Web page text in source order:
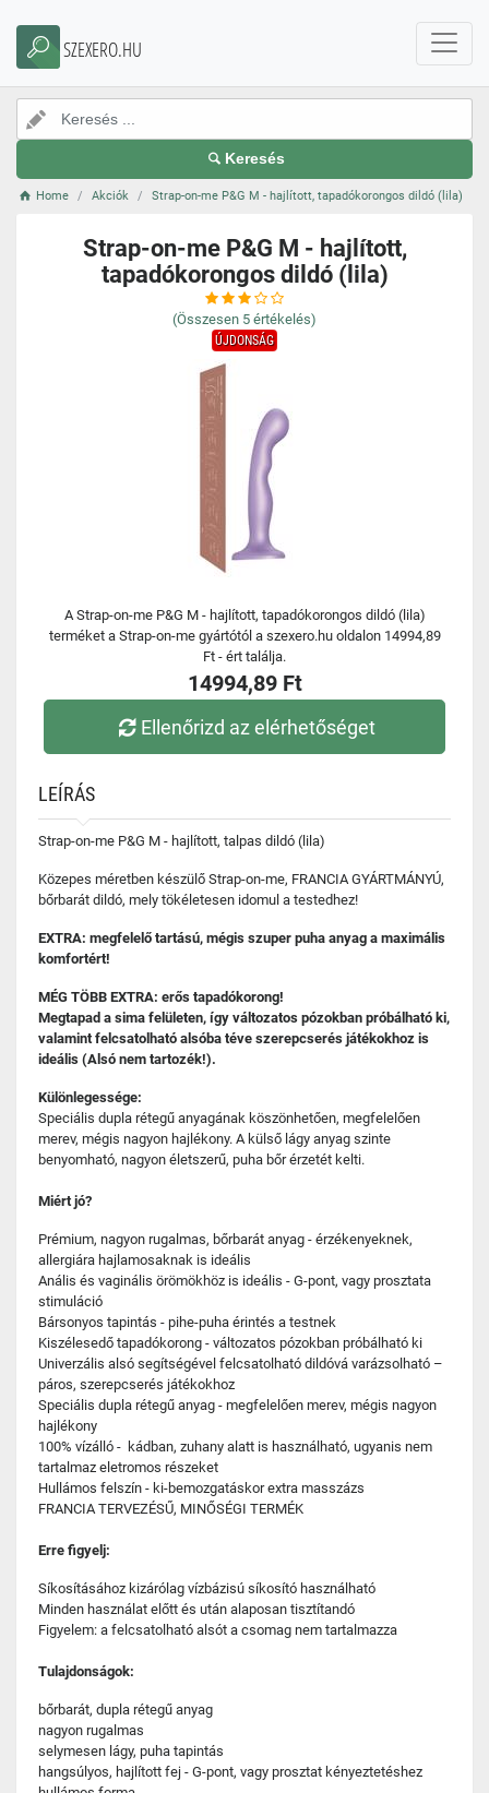
SZEXERO.HU
Keresés
Home Akciók Strap-on-me P&G M - hajlított, tapadókorongos dildó (lila)
Strap-on-me P&G M - hajlított,
tapadókorongos dildó (lila)
(Összesen 5 értékelés)
ÚJDONSÁG
A Strap-on-me P&G M - hajlított, tapadókorongos dildó (lila)
terméket a Strap-on-me gyártótól a szexero.hu oldalon 14994,89
Ft - ért találja.
14994,89 Ft
Ellenőrizd az elérhetőséget
LEÍRÁS
Strap-on-me P&G M - hajlított, talpas dildó (lila)
Közepes méretben készülő Strap-on-me, FRANCIA GYÁRTMÁNYÚ,
bőrbarát dildó, mely tökéletesen idomul a testedhez!
EXTRA: megfelelő tartású, mégis szuper puha anyag a maximális
komfortért!
MÉG TÖBB EXTRA: erős tapadókorong!
Megtapad a sima felületen, így változatos pózokban próbálható ki,
valamint felcsatolható alsóba téve szerepcserés játékokhoz is
ideális (Alsó nem tartozék!).
Különlegessége:
Speciális dupla rétegű anyagának köszönhetően, megfelelően
merev, mégis nagyon hajlékony. A külső lágy anyag szinte
benyomható, nagyon életszerű, puha bőr érzetét kelti.
Miért jó?
Prémium, nagyon rugalmas, bőrbarát anyag - érzékenyeknek,
allergiára hajlamosaknak is ideális
Anális és vaginális örömökhöz is ideális - G-pont, vagy prosztata
stimuláció
Bársonyos tapintás - pihe-puha érintés a testnek
Kiszélesedő tapadókorong - változatos pózokban próbálható ki
Univerzális alsó segítségével felcsatolható dildóvá varázsolható –
páros, szerepcserés játékokhoz
Speciális dupla rétegű anyag - megfelelően merev, mégis nagyon
hajlékony
100% vízálló - kádban, zuhany alatt is használható, ugyanis nem
tartalmaz eletromos részeket
Hullámos felszín - ki-bemozgatáskor extra masszázs
FRANCIA TERVEZÉSŰ, MINŐSÉGI TERMÉK
Erre figyelj:
Síkosításához kizárólag vízbázisú síkosító használható
Minden használat előtt és után alaposan tisztítandó
Figyelem: a felcsatolható alsót a csomag nem tartalmazza
Tulajdonságok:
bőrbarát, dupla rétegű anyag
nagyon rugalmas
selymesen lágy, puha tapintás
hangsúlyos, hajlított fej - G-pont, vagy prosztat kényeztetéshez